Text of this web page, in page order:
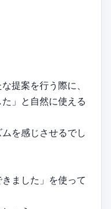
提案を行う際に、
」と自然に使える
を感じさせるでし
ました」を使って